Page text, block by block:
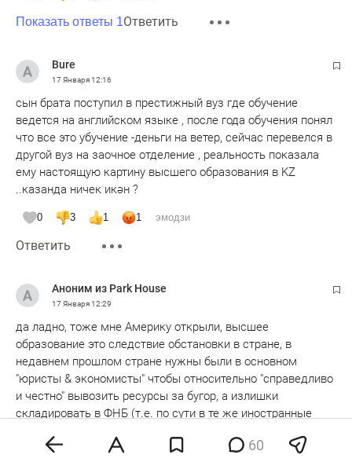
Показать ответы 1Ответить
Bure
17 Января12:16
сын брата поступил в престижный вуз где обучение
ведется на английском языке , после года обучения понял
что все это убучение -деньги на ветер, сейчас перевелся в
другой вуз на заочное отделение , реальность показала
ему настоящую картину высшего образования в KZ
..казанда ничек икән ?
0 3 1 1 эмодзи
Ответить
Аноним из Park House
17 Января12:29
да ладно, тоже мне Америку открыли, высшее
образование это следствие обстановки в стране, в
недавнем прошлом стране нужны были в основном
"юристы & экономисты" чтобы относительно "справедливо
и честно" вывозить ресурсы за бугор, а излишки
складировать в ФНБ (т.е. по сути в те же иностранные
и одномоментно это не исправишь, но маховик уже
60